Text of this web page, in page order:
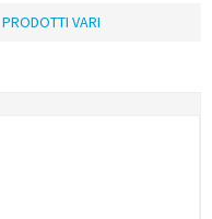
PRODOTTI VARI